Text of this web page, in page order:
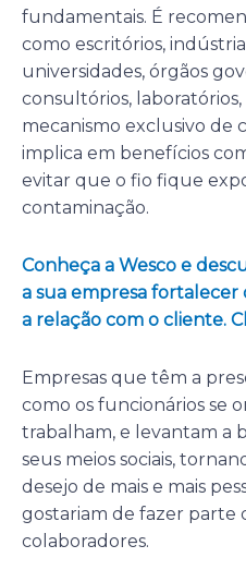
fundamentais. É
como escritórios,
universidades, órgãos
consultórios,
mecanismo exclusivo de
implica em benefícios
evitar que o fio fique
contaminação.
Conheça a Wesco e
a sua empresa
a relação com o cliente.
Empresas que têm a
como os funcionários se
trabalham, e levantam a
seus meios sociais,
desejo de mais e mais
gostariam de fazer parte
colaboradores.